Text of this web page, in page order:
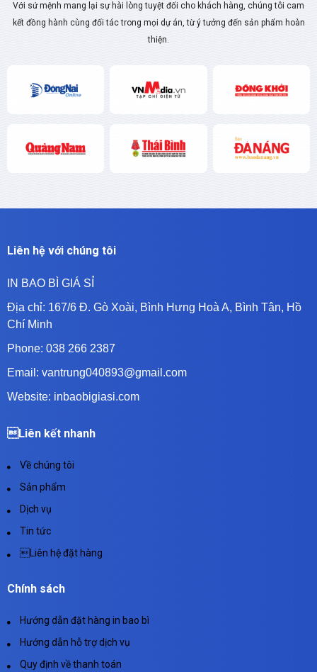
Với sứ mệnh mang lại sự hài lòng tuyệt đối cho khách hàng, chúng tôi cam
kết đồng hành cùng đối tác trong mọi dự án, từ ý tưởng đến sản phẩm hoàn
thiện.
Liên hệ với chúng tôi
IN BAO BÌ GIÁ SỈ
Địa chỉ: 167/6 Đ. Gò Xoài, Bình Hưng Hoà A, Bình Tân, Hồ
Chí Minh
Phone: 038 266 2387
Email: vantrung040893@gmail.com
Website: inbaobigiasi.com
Liên kết nhanh
Về chúng tôi
Sản phẩm
Dịch vụ
Tin tức
Liên hệ đặt hàng
Chính sách
Hướng dẫn đặt hàng in bao bì
Hướng dẫn hỗ trợ dịch vụ
Quy định về thanh toán